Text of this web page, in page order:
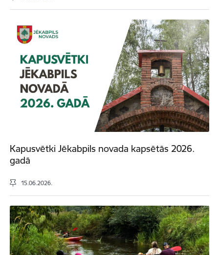
Kapusvētki Jēkabpils novada kapsētās 2026.
gadā
15.06.2026.